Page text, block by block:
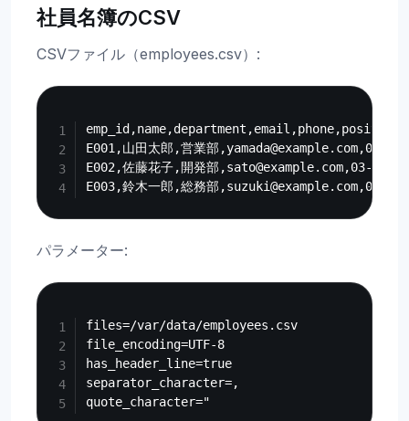
社員名簿のCSV
CSVファイル（employees.csv）:
emp_id,name,department,email,phone,position
E001,山田太郎,営業部,yamada@example.com,03-
E002,佐藤花子,開発部,sato@example.com,03-
パラメーター:
files=/var/data/employees.csv
file_encoding=UTF-8
has_header_line=true
separator_character=,